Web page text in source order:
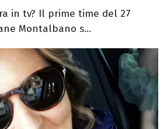
in tv? Il prime time del 27
Montalbano s...